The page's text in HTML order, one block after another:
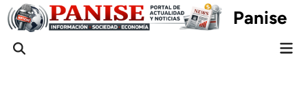
Skip
to
content
Panise
Open